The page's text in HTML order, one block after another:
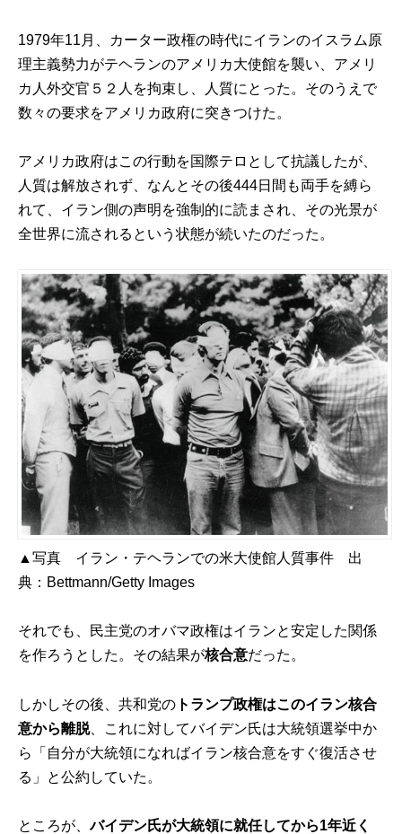
1979年11月、カーター政権の時代にイランのイスラム原
理主義勢力がテヘランのアメリカ大使館を襲い、アメリ
カ人外交官５２人を拘束し、人質にとった。そのうえで
数々の要求をアメリカ政府に突きつけた。
アメリカ政府はこの行動を国際テロとして抗議したが、
人質は解放されず、なんとその後444日間も両手を縛ら
れて、イラン側の声明を強制的に読まされ、その光景が
全世界に流されるという状態が続いたのだった。
▲写真 イラン・テヘランでの米大使館人質事件 出
典： Bettmann/Getty Images
それでも、民主党のオバマ政権はイランと安定した関係
を作ろうとした。その結果が核合意だった。
しかしその後、共和党の トランプ政権はこのイラン核合
意から離脱、これに対してバイデン氏は大統領選挙中か
ら「自分が大統領になればイラン核合意をすぐ復活させ
る」と公約していた。
ところが、バイデン氏が大統領に就任してから1年近く